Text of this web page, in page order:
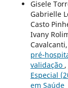
Gisele
Gabrielle
Casto
Ivany
pré-
validação ,
Especial
em Saúde